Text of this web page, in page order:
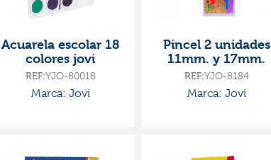
Acuarela escolar 18
colores jovi
REF:YJO-80018
Marca: Jovi
Pincel 2 unidades
11mm. y 17mm.
REF:YJO-8184
Marca: Jovi